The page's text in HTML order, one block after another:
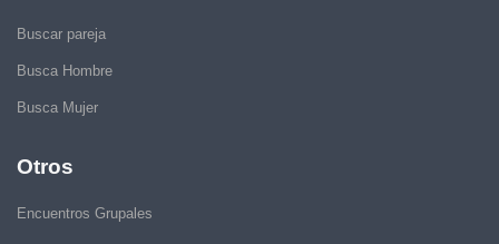
Buscar pareja
Busca Hombre
Busca Mujer
Otros
Encuentros Grupales